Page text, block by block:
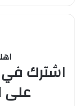
اشترك في
على